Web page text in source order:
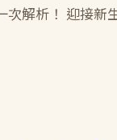
次解析！ 迎接